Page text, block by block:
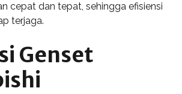
cepat dan tepat, sehingga efisiensi
terjaga.
Genset